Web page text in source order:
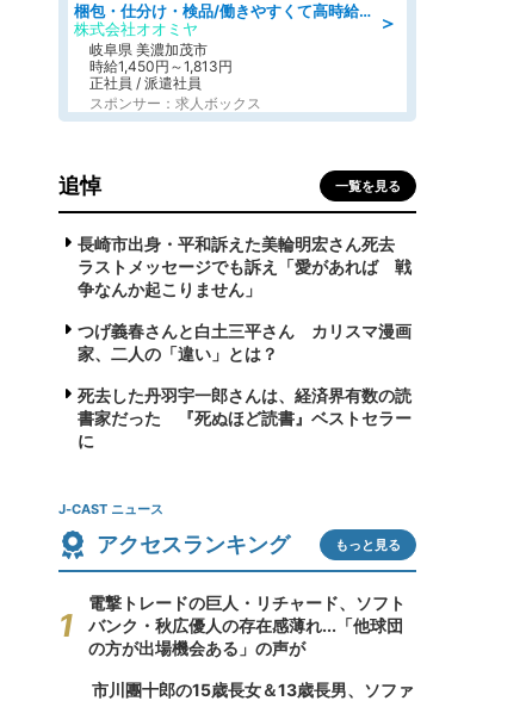
＞
梱包・仕分け・検品/働きやすくて高時給の仕分け作業長期休暇充実/残業なし
株式会社オオミヤ
岐阜県 美濃加茂市
時給1,450円～1,813円
正社員 / 派遣社員
スポンサー：求人ボックス
追悼 一覧を見る
長崎市出身・平和訴えた美輪明宏さん死去
ラストメッセージでも訴え「愛があれば 戦
争なんか起こりません」
つげ義春さんと白土三平さん カリスマ漫画
家、二人の「違い」とは？
死去した丹羽宇一郎さんは、経済界有数の読
書家だった 『死ぬほど読書』ベストセラー
に
J-CAST ニュース
アクセスランキング もっと見る
電撃トレードの巨人・リチャード、ソフト
バンク・秋広優人の存在感薄れ...「他球団
の方が出場機会ある」の声が
市川團十郎の15歳長女＆13歳長男、ソファ